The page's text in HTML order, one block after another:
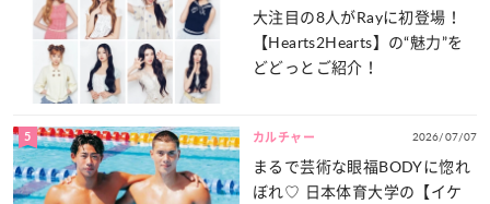
大注目の8人がRayに初登場！
【Hearts2Hearts】の“魅力”を
どどっとご紹介！
5 カルチャー 2026/07/07
まるで芸術な眼福BODYに惚れ
ぼれ♡ 日本体育大学の【イケ